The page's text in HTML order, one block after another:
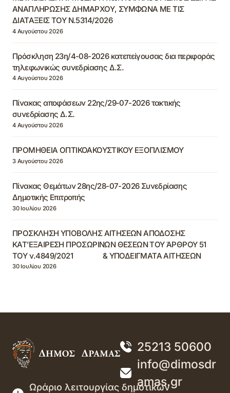
ΑΝΑΠΛΗΡΩΣΗΣ ΔΗΜΑΡΧΟΥ, ΣΥΜΦΩΝΑ ΜΕ ΤΙΣ
ΔΙΑΤΑΞΕΙΣ ΤΟΥ Ν.5314/2026
4 Αυγούστου 2026
Πρόσκληση 23η/4-08-2026 κατεπείγουσας δια περιφοράς
τηλεφωνικώς συνεδρίασης Δ.Σ.
4 Αυγούστου 2026
Πίνακας αποφάσεων 22ης/29-07-2026 τακτικής
συνεδρίασης Δ.Σ.
4 Αυγούστου 2026
ΠΡΟΜΗΘΕΙΑ ΟΠΤΙΚΟΑΚΟΥΣΤΙΚΟΥ ΕΞΟΠΛΙΣΜΟΥ
3 Αυγούστου 2026
Πίνακας Θεμάτων 28ης/28-07-2026 Συνεδρίασης
Δημοτικής Επιτροπής
30 Ιουλίου 2026
ΠΡΟΣΚΛΗΣΗ ΥΠΟΒΟΛΗΣ ΑΙΤΗΣΕΩΝ ΑΠΟΔΟΣΗΣ
ΚΑΤ’ΕΞΑΙΡΕΣΗ ΠΡΟΣΩΡΙΝΩΝ ΘΕΣΕΩΝ ΤΟΥ ΆΡΘΡΟΥ 51
ΤΟΥ ν.4849/2021 & ΥΠΟΔΕΙΓΜΑΤΑ ΑΙΤΗΣΕΩΝ
30 Ιουλίου 2026
25213 50600
info@dimosdr
amas.gr
Ωράριο λειτουργίας δημοτικών